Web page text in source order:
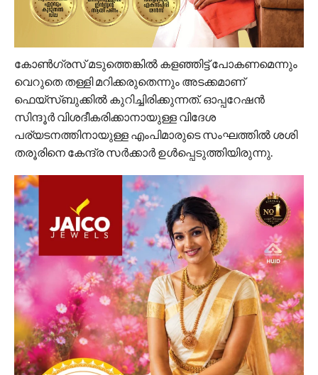
കോൺഗ്രസ് മടുത്തെങ്കിൽ കളഞ്ഞിട്ട് പോകണമെന്നും
വെറുതെ തള്ളി മറിക്കരുതെന്നും അടക്കമാണ്
ഫെയ്സ്ബുക്കില്‍ കുറിച്ചിരിക്കുന്നത്. ഓപ്പറേഷൻ
സിന്ദൂര്‍ വിശദീകരിക്കാനായുള്ള വിദേശ
പര്യടനത്തിനായുള്ള എംപിമാരുടെ സംഘത്തില്‍ ശശി
തരൂരിനെ കേന്ദ്ര സര്‍ക്കാര്‍ ഉള്‍പ്പെടുത്തിയിരുന്നു.